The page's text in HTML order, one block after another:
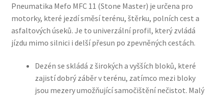
Pneumatika Mefo MFC 11 (Stone Master) je určena pro
motorky, které jezdí směsí terénu, štěrku, polních cest a
asfaltových úseků. Je to univerzální profil, který zvládá
jízdu mimo silnici i delší přesun po zpevněných cestách.
Dezén se skládá z širokých a vyšších bloků, které
zajistí dobrý záběr v terénu, zatímco mezi bloky
jsou mezery umožňující samočištění nečistot. Malý